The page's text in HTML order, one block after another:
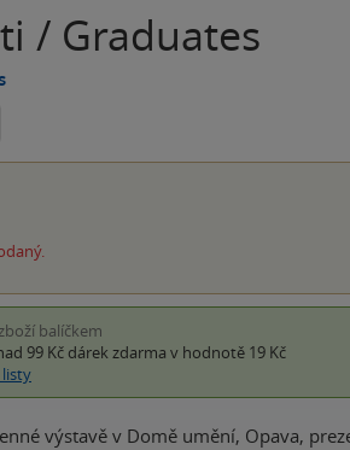
/ Graduates
balíčkem
99 Kč dárek zdarma v hodnotě 19 Kč
listy
výstavě v Domě umění, Opava,